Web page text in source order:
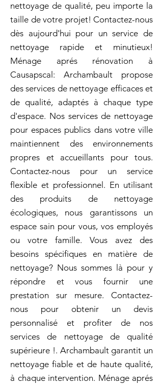
nettoyage de qualité, peu importe la
taille de votre projet! Contactez-nous
dès aujourd'hui pour un service de
nettoyage rapide et minutieux!
Ménage aprés rénovation à
Causapscal: Archambault propose
des services de nettoyage efficaces et
de qualité, adaptés à chaque type
d'espace. Nos services de nettoyage
pour espaces publics dans votre ville
maintiennent des environnements
propres et accueillants pour tous.
Contactez-nous pour un service
flexible et professionnel. En utilisant
des produits de nettoyage
écologiques, nous garantissons un
espace sain pour vous, vos employés
ou votre famille. Vous avez des
besoins spécifiques en matière de
nettoyage? Nous sommes là pour y
répondre et vous fournir une
prestation sur mesure. Contactez-
nous pour obtenir un devis
personnalisé et profiter de nos
services de nettoyage de qualité
supérieure !. Archambault garantit un
nettoyage fiable et de haute qualité,
à chaque intervention. Ménage aprés